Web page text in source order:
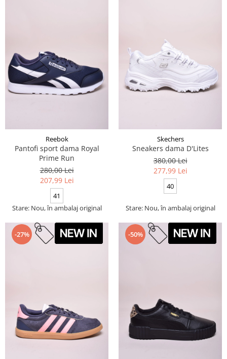
Reebok
Pantofi sport dama Royal
Prime Run
280,00 Lei
207,99 Lei
41
Stare: Nou, în ambalaj original
Skechers
Sneakers dama D'Lites
380,00 Lei
277,99 Lei
40
Stare: Nou, în ambalaj original
-27% -50%